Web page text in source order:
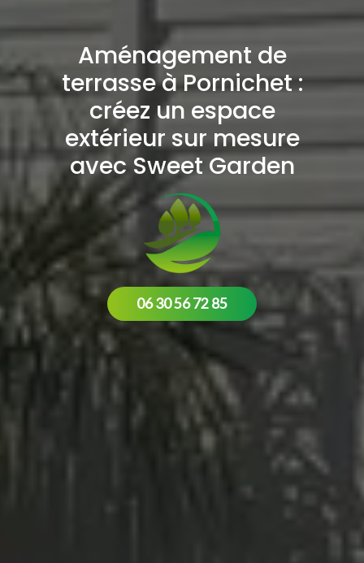
Aménagement de
terrasse à Pornichet :
créez un espace
extérieur sur mesure
avec Sweet Garden
06 30 56 72 85